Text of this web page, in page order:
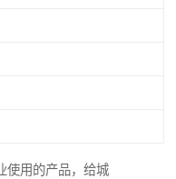
使用的产品，给城